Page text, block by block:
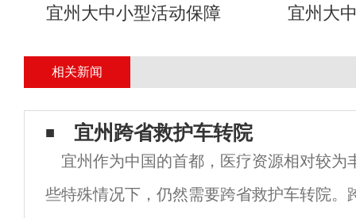
宜州大中小型活动保障 宜州大
相关新闻
宜州跨省救护车转院
宜州作为中国的首都，医疗资源相对较为
些特殊情况下，仍然需要跨省救护车转院。